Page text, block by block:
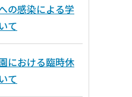
の感染による学
て
における臨時休
て